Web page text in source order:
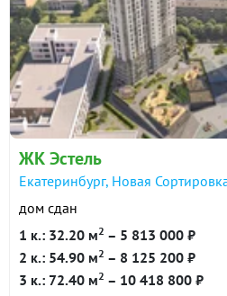
ЖК Эстель
Екатеринбург, Новая
дом сдан
1 к.: 32.20 м2 – 5 813 000 ₽
2 к.: 54.90 м2 – 8 125 200 ₽
3 к.: 72.40 м2 – 10 418 800 ₽